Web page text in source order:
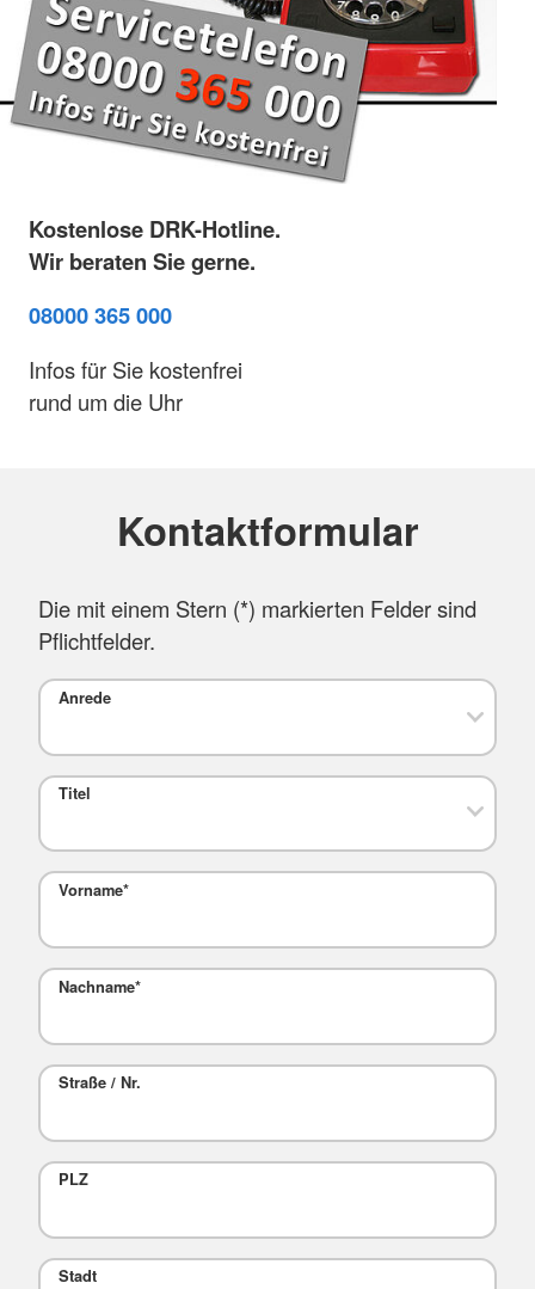
Kostenlose DRK-Hotline.
Wir beraten Sie gerne.
08000 365 000
Infos für Sie kostenfrei
rund um die Uhr
Kontaktformular
Die mit einem Stern (*) markierten Felder sind
Pflichtfelder.
Anrede
Titel
Vorname*
Nachname*
Straße / Nr.
PLZ
Stadt